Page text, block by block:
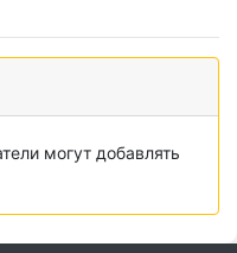
могут добавлять